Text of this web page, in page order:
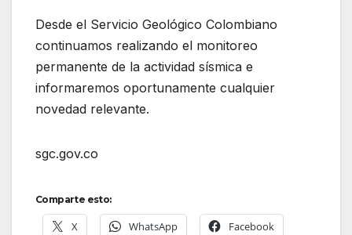
Desde el Servicio Geológico Colombiano
continuamos realizando el monitoreo
permanente de la actividad sísmica e
informaremos oportunamente cualquier
novedad relevante.
sgc.gov.co
Comparte esto:
X WhatsApp Facebook